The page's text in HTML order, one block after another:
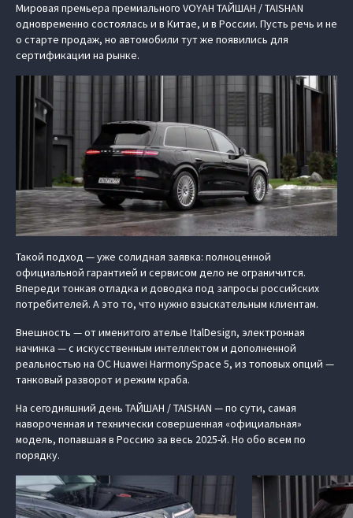
Мировая премьера премиального VOYAH ТАЙШАН / TAISHAN
одновременно состоялась и в Китае, и в России. Пусть речь и не
о старте продаж, но автомобили тут же появились для
сертификации на рынке.
Такой подход — уже солидная заявка: полноценной
официальной гарантией и сервисом дело не ограничится.
Впереди тонкая отладка и доводка под запросы российских
потребителей. А это то, что нужно взыскательным клиентам.
Внешность — от именитого ателье ItalDesign, электронная
начинка — с искусственным интеллектом и дополненной
реальностью на ОС Huawei HarmonySpace 5, из топовых опций —
танковый разворот и режим краба.
На сегодняшний день ТАЙШАН / TAISHAN — по сути, самая
навороченная и технически совершенная «официальная»
модель, попавшая в Россию за весь 2025-й. Но обо всем по
порядку.